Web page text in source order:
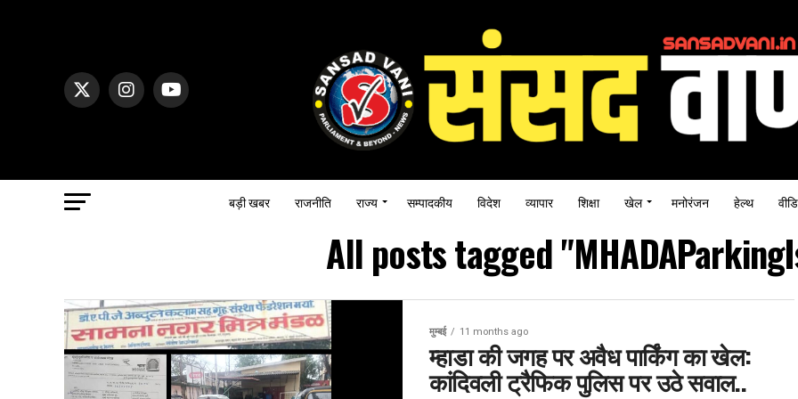
बड़ी खबर राजनीति राज्य सम्पादकीय विदेश व्यापार शिक्षा खेल मनोरंजन हेल्थ
All posts tagged
मुम्बई 11 months ago
म्हाडा की जगह पर अवैध पार्किंग का खेल:
कांदिवली ट्रैफिक पुलिस पर उठे सवाल..